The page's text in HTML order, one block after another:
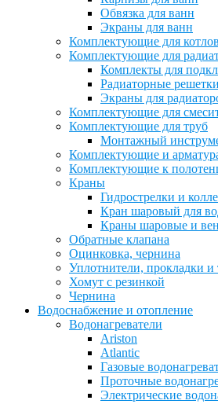
Обвязка для ванн
Экраны для ванн
Комплектующие для котлов
Комплектующие для
Комплекты для
Радиаторные решетки
Экраны для
Комплектующие для
Комплектующие для труб
Монтажный
Комплектующие и
Комплектующие к
Краны
Гидрострелки и
Кран шаровый для
Краны шаровые и
Обратные клапана
Оцинковка, чернина
Уплотнители, прокладки и
Хомут с резинкой
Чернина
Водоснабжение и отопление
Водонагреватели
Ariston
Atlantic
Газовые
Проточные
Электрические